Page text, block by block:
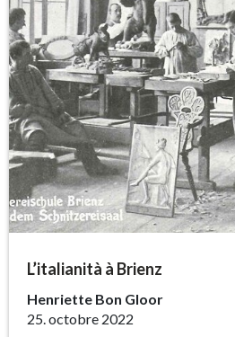
L’italianità à Brienz
Henriette Bon Gloor
25. octobre 2022